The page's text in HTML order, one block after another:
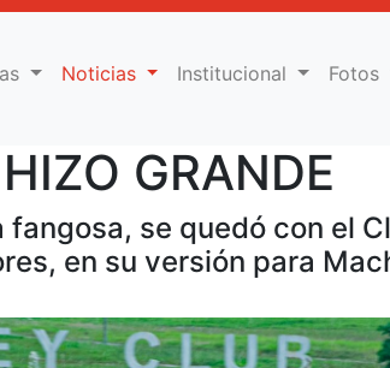
Noticias Institucional Fotos
GRANDE
se quedó con el
en su versión para